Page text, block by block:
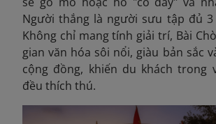
Người thắng là người sưu tập đủ
Không chỉ mang tính giải trí, Bài
gian văn hóa sôi nổi, giàu bản sắc
cộng đồng, khiến du khách trong
đều thích thú.